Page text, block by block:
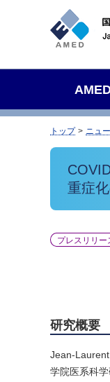
トップ ニュ
重症
プレスリリー
研究概要
Jean-
学院医系科